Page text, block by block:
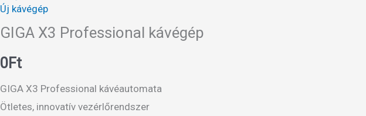
Új kávégép
GIGA X3 Professional kávégép
0Ft
GIGA X3 Professional kávéautomata
Ötletes, innovatív vezérlőrendszer